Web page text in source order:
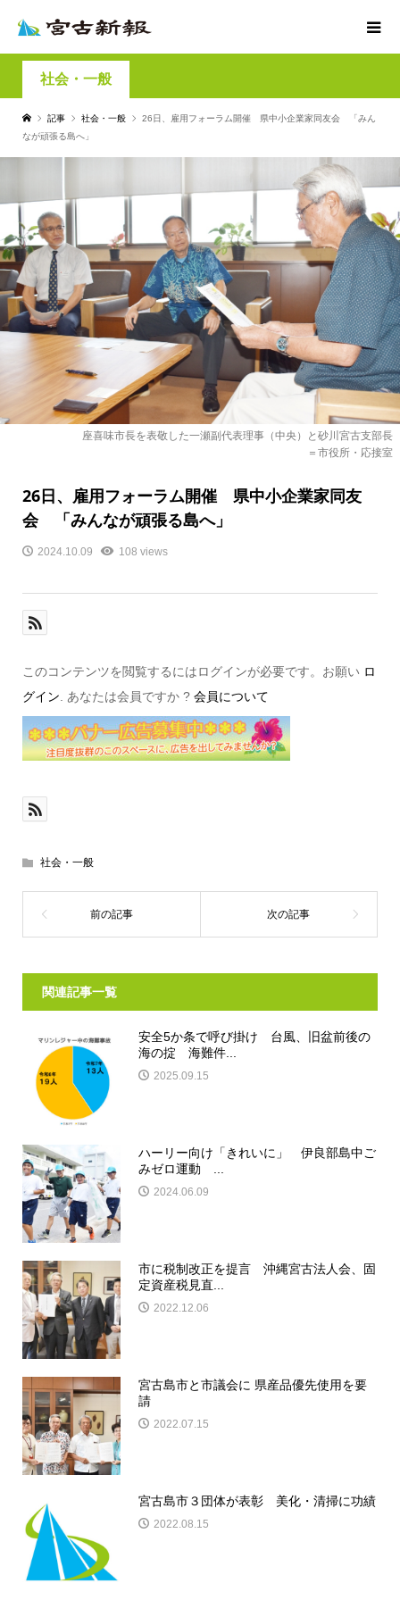
社会・一般
記事 社会・一般
26日、雇用フォーラム開催 県中小企業家同友会 「みん
なが頑張る島へ」
座喜味市長を表敬した一瀬副代表理事（中央）と砂川宮古支部長
＝市役所・応接室
26日、雇用フォーラム開催 県中小企業家同友
会 「みんなが頑張る島へ」
2024.10.09 108 views
このコンテンツを閲覧するにはログインが必要です。お願い ロ
グイン . あなたは会員ですか ? 会員について
社会・一般
関連記事一覧
安全5か条で呼び掛け 台風、旧盆前後の
海の掟 海難件...
2025.09.15
ハーリー向け「きれいに」 伊良部島中ご
みゼロ運動 ...
2024.06.09
市に税制改正を提言 沖縄宮古法人会、固
定資産税見直...
2022.12.06
宮古島市と市議会に 県産品優先使用を要
請
2022.07.15
宮古島市３団体が表彰 美化・清掃に功績
2022.08.15